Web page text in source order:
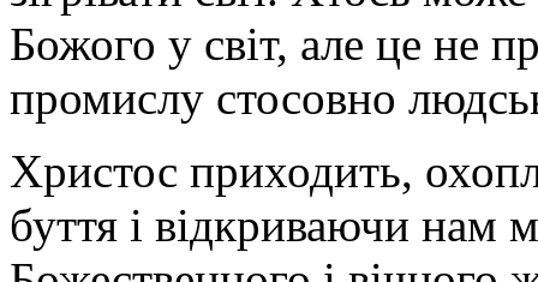
Божого у світ, але це не
промислу стосовно
Христос приходить,
буття і відкриваючи нам